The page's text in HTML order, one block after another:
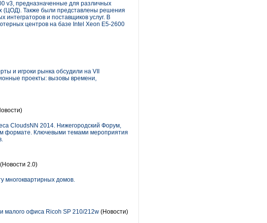
v3, предназначенные для различных
(ЦОД). Также были представлены решения
интеграторов и поставщиков услуг. В
центров на базе Intel Xeon E5-2600
и игроки рынка обсудили на VII
проекты: вызовы времени,
CloudsNN 2014. Нижегородский Форум,
формате. Ключевыми темами мероприятия
(Новости 2.0)
многоквартирных домов.
малого офиса Ricoh SP 210/212w (Новости)